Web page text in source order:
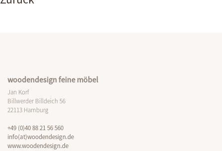
woodendesign feine möbel
Jan Korf
Billwerder Billdeich 56
22113 Hamburg
+49 (0)40 88 21 56 560
info(at)woodendesign.de
www.woodendesign.de